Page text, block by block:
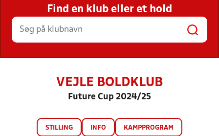
STILLINGER, RESULTATER, KLUBBER OG
HOLD
Find en klub eller et hold
VEJLE BOLDKLUB
Future Cup 2024/25
STILLING INFO KAMPPROGRAM